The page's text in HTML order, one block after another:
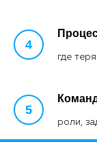
где
роли,